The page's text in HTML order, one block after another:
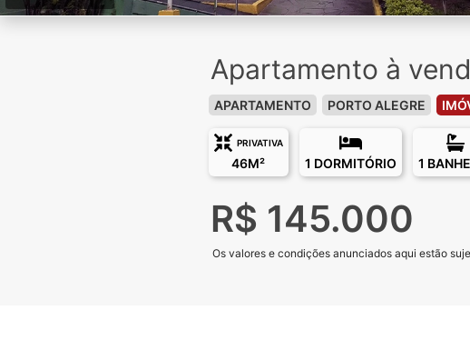
Apartamento à
APARTAMENTO PORTO ALEGRE
PRIVATIVA
46M² 1 DORMITÓRIO 1
R$ 145.000
Os valores e condições anunciados aqui estão